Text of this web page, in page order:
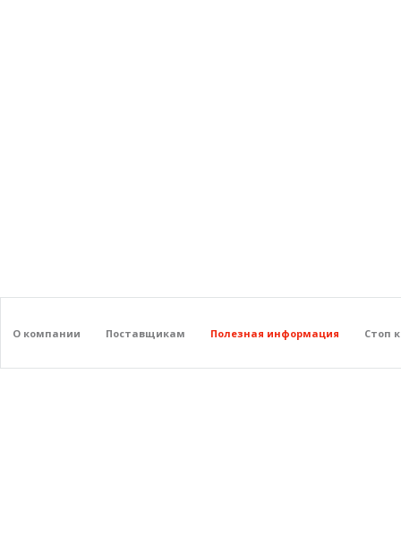
О компании Поставщикам Полезная информация Стоп